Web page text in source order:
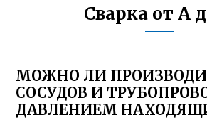
Сварка от А
МОЖНО ЛИ
СОСУДОВ И
ДАВЛЕНИЕМ